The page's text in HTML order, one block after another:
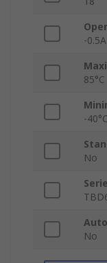
-0.5A
85°C
-40°C
No
No